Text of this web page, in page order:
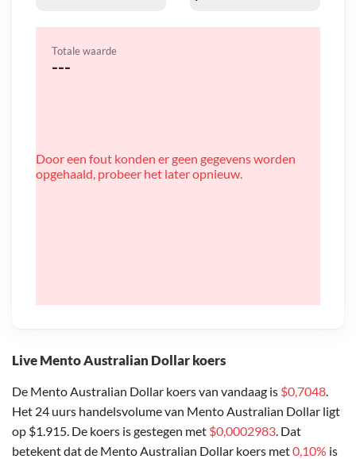
Live Mento Australian Dollar koers
De Mento Australian Dollar koers van vandaag is $0,7048.
Het 24 uurs handelsvolume van Mento Australian Dollar ligt
op $1.915. De koers is gestegen met $0,0002983. Dat
betekent dat de Mento Australian Dollar koers met0,10% is
Totale waarde
---
Door een fout konden er geen gegevens worden
opgehaald, probeer het later opnieuw.